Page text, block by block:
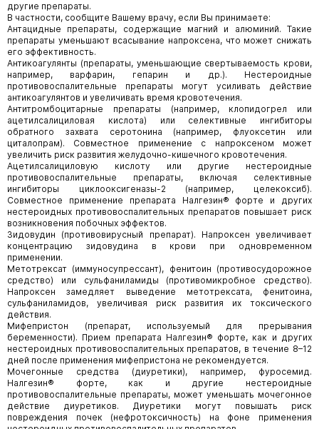
другие препараты.
В частности, сообщите Вашему врачу, если Вы принимаете:
Антацидные препараты, содержащие магний и алюминий. Такие
препараты уменьшают всасывание напроксена, что может снижать
его эффективность.
Антикоагулянты (препараты, уменьшающие свертываемость крови,
например, варфарин, гепарин и др.). Нестероидные
противовоспалительные препараты могут усиливать действие
антикоагулянтов и увеличивать время кровотечения.
Антитромбоцитарные препараты (например, клопидогрел или
ацетилсалициловая кислота) или селективные ингибиторы
обратного захвата серотонина (например, флуоксетин или
циталопрам). Совместное применение с напроксеном может
увеличить риск развития желудочно-кишечного кровотечения.
Ацетилсалициловую кислоту или другие нестероидные
противовоспалительные препараты, включая селективные
ингибиторы циклооксигеназы-2 (например, целекоксиб).
Совместное применение препарата Налгезин® форте и других
нестероидных противовоспалительных препаратов повышает риск
возникновения побочных эффектов.
Зидовудин (противовирусный препарат). Напроксен увеличивает
концентрацию зидовудина в крови при одновременном
применении.
Метотрексат (иммуносупрессант), фенитоин (противосудорожное
средство) или сульфаниламиды (противомикробное средство).
Напроксен замедляет выведение метотрексата, фенитоина,
сульфаниламидов, увеличивая риск развития их токсического
действия.
Мифепристон (препарат, используемый для прерывания
беременности). Прием препарата Налгезин® форте, как и других
нестероидных противовоспалительных препаратов, в течение 8–12
дней после применения мифепристона не рекомендуется.
Мочегонные средства (диуретики), например, фуросемид.
Налгезин® форте, как и другие нестероидные
противовоспалительные препараты, может уменьшать мочегонное
действие диуретиков. Диуретики могут повышать риск
повреждения почек (нефротоксичность) на фоне применения